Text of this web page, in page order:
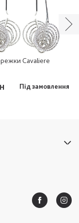
Cavaliere
Під замовлення